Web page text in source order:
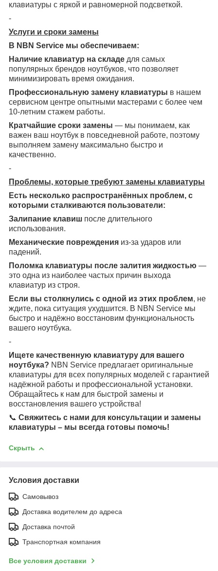
клавиатуры с яркой и равномерной подсветкой.
-
Услуги и сроки замены
В NBN Service мы обеспечиваем:
Наличие клавиатур на складе для самых
популярных брендов ноутбуков, что позволяет
минимизировать время ожидания.
Профессиональную замену клавиатуры в нашем
сервисном центре опытными мастерами с более чем
10-летним стажем работы.
Кратчайшие сроки замены — мы понимаем, как
важен ваш ноутбук в повседневной работе, поэтому
выполняем замену максимально быстро и
качественно.
-
Проблемы, которые требуют замены клавиатуры
Есть несколько распространённых проблем, с
которыми сталкиваются пользователи:
Залипание клавиш после длительного
использования.
Механические повреждения из-за ударов или
падений.
Поломка клавиатуры после залития жидкостью —
это одна из наиболее частых причин выхода
клавиатур из строя.
Если вы столкнулись с одной из этих проблем, не
ждите, пока ситуация ухудшится. В NBN Service мы
быстро и надёжно восстановим функциональность
вашего ноутбука.
-
Ищете качественную клавиатуру для вашего
ноутбука? NBN Service предлагает оригинальные
клавиатуры для всех популярных моделей с гарантией
надёжной работы и профессиональной установки.
Обращайтесь к нам для быстрой замены и
восстановления вашего устройства!
📞 Свяжитесь с нами для консультации и замены
клавиатуры – мы всегда готовы помочь!
Скрыть
Условия доставки
Самовывоз
Доставка водителем до адреса
Доставка почтой
Транспортная компания
Все условия доставки